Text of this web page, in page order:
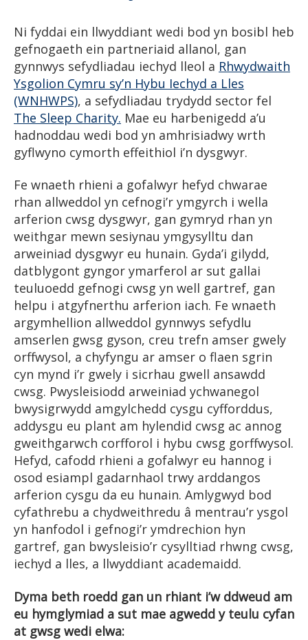
Ni fyddai ein llwyddiant wedi bod yn bosibl heb
gefnogaeth ein partneriaid allanol, gan
gynnwys sefydliadau iechyd lleol a Rhwydwaith
Ysgolion Cymru sy’n Hybu Iechyd a Lles
(WNHWPS), a sefydliadau trydydd sector fel
The Sleep Charity. Mae eu harbenigedd a’u
hadnoddau wedi bod yn amhrisiadwy wrth
gyflwyno cymorth effeithiol i’n dysgwyr.
Fe wnaeth rhieni a gofalwyr hefyd chwarae
rhan allweddol yn cefnogi’r ymgyrch i wella
arferion cwsg dysgwyr, gan gymryd rhan yn
weithgar mewn sesiynau ymgysylltu dan
arweiniad dysgwyr eu hunain. Gyda’i gilydd,
datblygont gyngor ymarferol ar sut gallai
teuluoedd gefnogi cwsg yn well gartref, gan
helpu i atgyfnerthu arferion iach. Fe wnaeth
argymhellion allweddol gynnwys sefydlu
amserlen gwsg gyson, creu trefn amser gwely
orffwysol, a chyfyngu ar amser o flaen sgrin
cyn mynd i’r gwely i sicrhau gwell ansawdd
cwsg. Pwysleisiodd arweiniad ychwanegol
bwysigrwydd amgylchedd cysgu cyfforddus,
addysgu eu plant am hylendid cwsg ac annog
gweithgarwch corfforol i hybu cwsg gorffwysol.
Hefyd, cafodd rhieni a gofalwyr eu hannog i
osod esiampl gadarnhaol trwy arddangos
arferion cysgu da eu hunain. Amlygwyd bod
cyfathrebu a chydweithredu â mentrau’r ysgol
yn hanfodol i gefnogi’r ymdrechion hyn
gartref, gan bwysleisio’r cysylltiad rhwng cwsg,
iechyd a lles, a llwyddiant academaidd.
Dyma beth roedd gan un rhiant i’w ddweud am
eu hymglymiad a sut mae agwedd y teulu cyfan
at gwsg wedi elwa: